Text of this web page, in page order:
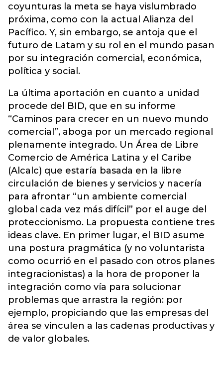
coyunturas la meta se haya vislumbrado
próxima, como con la actual Alianza del
Pacífico. Y, sin embargo, se antoja que el
futuro de Latam y su rol en el mundo pasan
por su integración comercial, económica,
política y social.
La última aportación en cuanto a unidad
procede del BID, que en su informe
“Caminos para crecer en un nuevo mundo
comercial”, aboga por un mercado regional
plenamente integrado. Un Área de Libre
Comercio de América Latina y el Caribe
(Alcalc) que estaría basada en la libre
circulación de bienes y servicios y nacería
para afrontar “un ambiente comercial
global cada vez más difícil” por el auge del
proteccionismo. La propuesta contiene tres
ideas clave. En primer lugar, el BID asume
una postura pragmática (y no voluntarista
como ocurrió en el pasado con otros planes
integracionistas) a la hora de proponer la
integración como vía para solucionar
problemas que arrastra la región: por
ejemplo, propiciando que las empresas del
área se vinculen a las cadenas productivas y
de valor globales.